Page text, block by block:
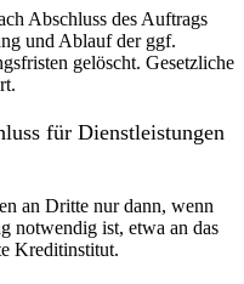
Abschluss des Auftrags
und Ablauf der ggf.
gelöscht. Gesetzliche
für Dienstleistungen
an Dritte nur dann, wenn
notwendig ist, etwa an das
Kreditinstitut.